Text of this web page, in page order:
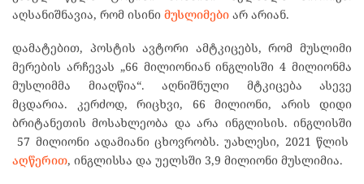
აღსანიშნავია, რომ ისინი მუსლიმები არ არიან.
დამატებით, პოსტის ავტორი ამტკიცებს, რომ მუსლიმი
მერების არჩევას „66 მილიონიან ინგლისში 4 მილიონმა
მუსლიმმა მიაღწია“. აღნიშნული მტკიცება ასევე
მცდარია. კერძოდ, რიცხვი, 66 მილიონი, არის დიდი
ბრიტანეთის მოსახლეობა და არა ინგლისის. ინგლისში
57 მილიონი ადამიანი ცხოვრობს. უახლესი, 2021 წლის
აღწერით, ინგლისსა და უელსში 3,9 მილიონი მუსლიმია.